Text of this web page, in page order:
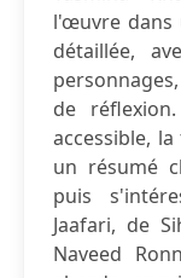
l'œuvre dans
détaillée,
de
accessible,
un résumé
puis
Jaafari, de
Naveed